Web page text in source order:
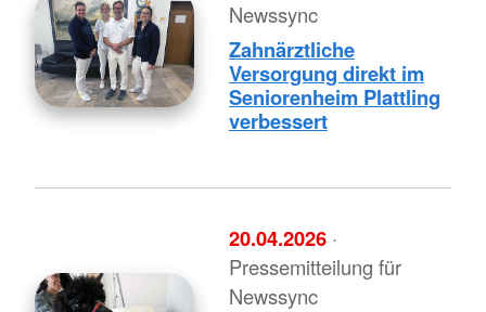
Newssync
Zahnärztliche
Versorgung direkt im
Seniorenheim Plattling
verbessert
20.04.2026 ·
Pressemitteilung für
Newssync